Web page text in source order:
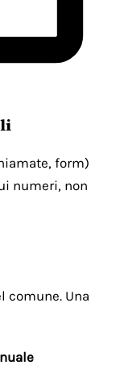
form)
numeri, non
comune. Una